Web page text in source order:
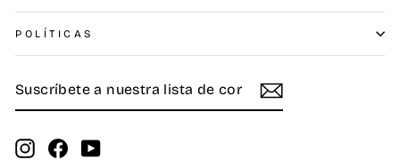
POLÍTICAS
A
DE
CORREO
InstagramFacebookYouTube